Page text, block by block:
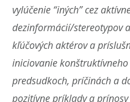
vylúčenie “iných” cez
dezinformácií/stereotypov
kľúčových aktérov a
iniciovanie
predsudkoch, príčinách a
pozitívne príklady a